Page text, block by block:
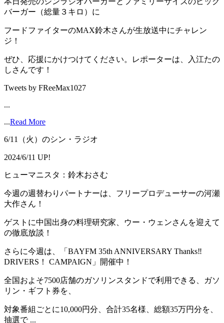
バーガー（総量３キロ）に
フードファイターのMAX鈴木さんが生放送中にチャレン
ジ！
ぜひ、応援にかけつけてください。レポーターは、入江たの
しさんです！
Tweets by FReeMax1027
...
...Read More
6/11（火）のシン・ラジオ
2024/6/11 UP!
ヒューマニスタ：鈴木おさむ
今週の週替わりパートナーは、フリープロデューサーの河瀬
大作さん！
ゲストに中国出身の料理研究家、ウー・ウェンさんを迎えて
の徹底放談！
さらに今週は、「BAYFM 35th ANNIVERSARY Thanks‼
DRIVERS！ CAMPAIGN」開催中！
全国およそ7500店舗のガソリンスタンドで利用できる、ガソ
リン・ギフト券を、
対象番組ごとに10,000円分、合計35名様、総額35万円分を、
抽選で ...